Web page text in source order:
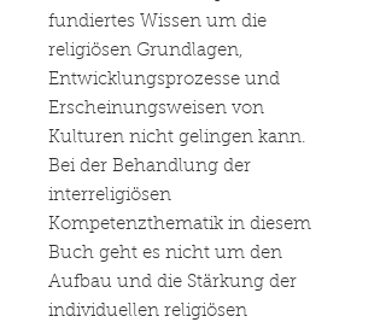
fundiertes Wissen um die
religiösen Grundlagen,
Entwicklungsprozesse und
Erscheinungsweisen von
Kulturen nicht gelingen kann.
Bei der Behandlung der
interreligiösen
Kompetenzthematik in diesem
Buch geht es nicht um den
Aufbau und die Stärkung der
individuellen religiösen